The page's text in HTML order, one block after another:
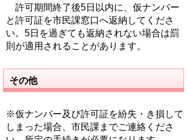
許可期間終了後5日以内に、仮ナンバー
と許可証を市民課窓口へ返納してくださ
い。5日を過ぎても返納されない場合は罰
則が適用されることがあります。
その他
※仮ナンバー及び許可証を紛失・き損して
しまった場合、市民課までご連絡くださ